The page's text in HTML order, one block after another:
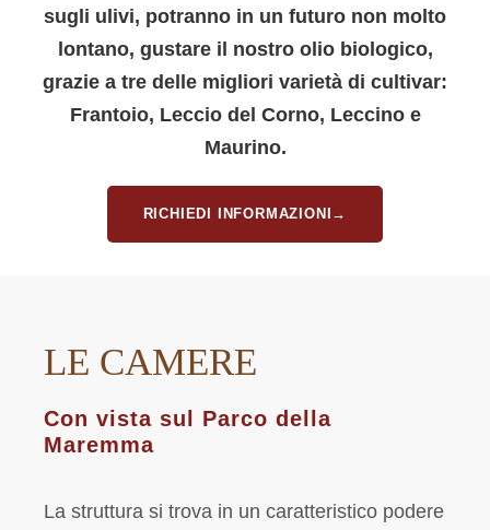
sugli ulivi, potranno in un futuro non molto
lontano, gustare il nostro olio biologico,
grazie a tre delle migliori varietà di cultivar:
Frantoio, Leccio del Corno, Leccino e
Maurino.
RICHIEDI INFORMAZIONI→
LE CAMERE
Con vista sul Parco della
Maremma
La struttura si trova in un caratteristico podere